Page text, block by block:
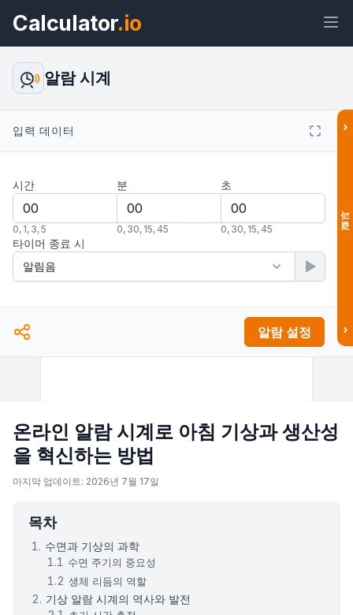
Calculator.io
미리보기 알람 시계 위젯
알람 시계
입력 데이터
시간
0, 1, 3,5
분
0, 30, 15, 45
초
0, 30, 15, 45
타이머 종료 시
알람 설정
›
결과
›
온라인 알람 시계로 아침 기상과 생산성
을 혁신하는 방법
마지막 업데이트: 2026년 7월 17일
목차
수면과 기상의 과학
수면 주기의 중요성
생체 리듬의 역할
기상 알람 시계의 역사와 발전